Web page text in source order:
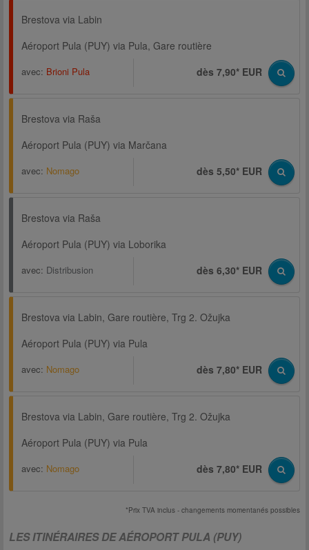
Brestova via Labin
Aéroport Pula (PUY) via Pula, Gare routière
avec: Brioni Pula dès 7,90* EUR
Brestova via Raša
Aéroport Pula (PUY) via Marčana
avec: Nomago dès 5,50* EUR
Brestova via Raša
Aéroport Pula (PUY) via Loborika
avec: Distribusion dès 6,30* EUR
Brestova via Labin, Gare routière, Trg 2. Ožujka
Aéroport Pula (PUY) via Pula
avec: Nomago dès 7,80* EUR
Brestova via Labin, Gare routière, Trg 2. Ožujka
Aéroport Pula (PUY) via Pula
avec: Nomago dès 7,80* EUR
*Prix TVA inclus - changements momentanés possibles
LES ITINÉRAIRES DE AÉROPORT PULA (PUY)